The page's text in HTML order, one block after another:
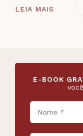
LEIA MAIS
E-BOOK